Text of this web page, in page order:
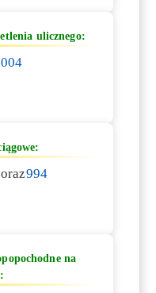
ulicznego:
oraz994
na